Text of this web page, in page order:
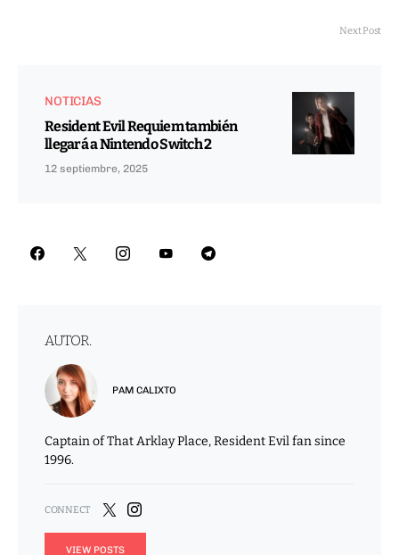
Next Post
NOTICIAS
Resident Evil Requiem también
llegará a Nintendo Switch 2
12 septiembre, 2025
AUTOR.
PAM CALIXTO
Captain of That Arklay Place, Resident Evil fan since
1996.
VIEW POSTS